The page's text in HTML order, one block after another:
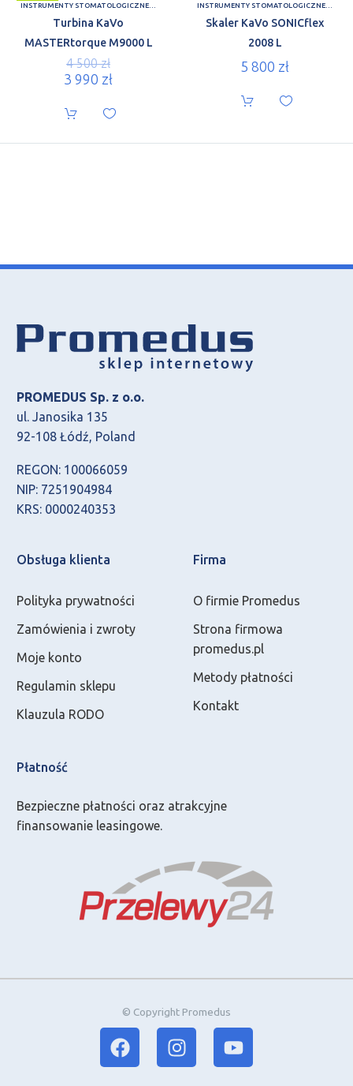
INSTRUMENTY STOMATOLOGICZNE
, PROMOCJE
Turbina KaVo
MASTERtorque M9000 L
4 500zł
3 990 zł
INSTRUMENTY STOMATOLOGICZNE
,
Skaler KaVo SONICflex
2008 L
5 800 zł
PROMEDUS Sp. z o.o.
ul. Janosika 135
92-108 Łódź, Poland
REGON: 100066059
NIP: 7251904984
KRS: 0000240353
Obsługa klienta
Polityka prywatności
Zamówienia i zwroty
Moje konto
Regulamin sklepu
Klauzula RODO
Firma
O firmie Promedus
Strona firmowa
promedus.pl
Metody płatności
Kontakt
Płatność
Bezpieczne płatności oraz atrakcyjne
finansowanie leasingowe.
© Copyright Promedus